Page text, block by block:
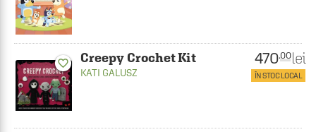
favorite_border Creepy Crochet Kit
KATI GALUSZ
470.00 lei
ÎN STOC LOCAL